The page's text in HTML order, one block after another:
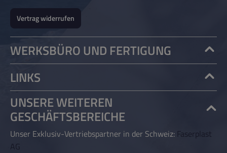
Vertrag widerrufen
WERKSBÜRO UND FERTIGUNG
LINKS
UNSERE WEITEREN
GESCHÄFTSBEREICHE
Unser Exklusiv-Vertriebspartner in der Schweiz: Faserplast
AG